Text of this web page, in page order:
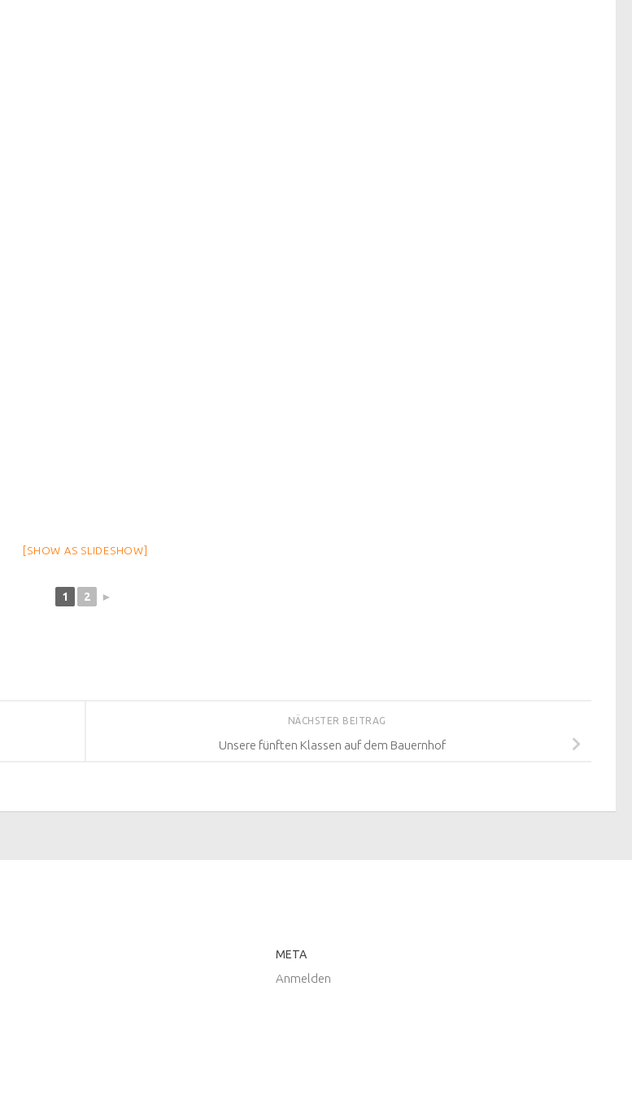
[SHOW AS SLIDESHOW]
1 2 ►
NÄCHSTER BEITRAG
Unsere fünften Klassen auf dem Bauernhof
META
Anmelden